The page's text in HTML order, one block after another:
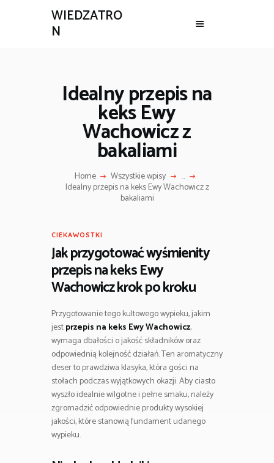
WIEDZATRO
N
Idealny przepis na
keks Ewy
Wachowicz z
bakaliami
Home Wszystkie wpisy ...
Idealny przepis na keks Ewy Wachowicz z
bakaliami
CIEKAWOSTKI
Jak przygotować wyśmienity
przepis na keks Ewy
Wachowicz krok po kroku
Przygotowanie tego kultowego wypieku, jakim
jestprzepis na keks Ewy Wachowicz,
wymaga dbałości o jakość składników oraz
odpowiednią kolejność działań. Ten aromatyczny
deser to prawdziwa klasyka, która gości na
stołach podczas wyjątkowych okazji. Aby ciasto
wyszło idealnie wilgotne i pełne smaku, należy
zgromadzić odpowiednie produkty wysokiej
jakości, które stanowią fundament udanego
wypieku.